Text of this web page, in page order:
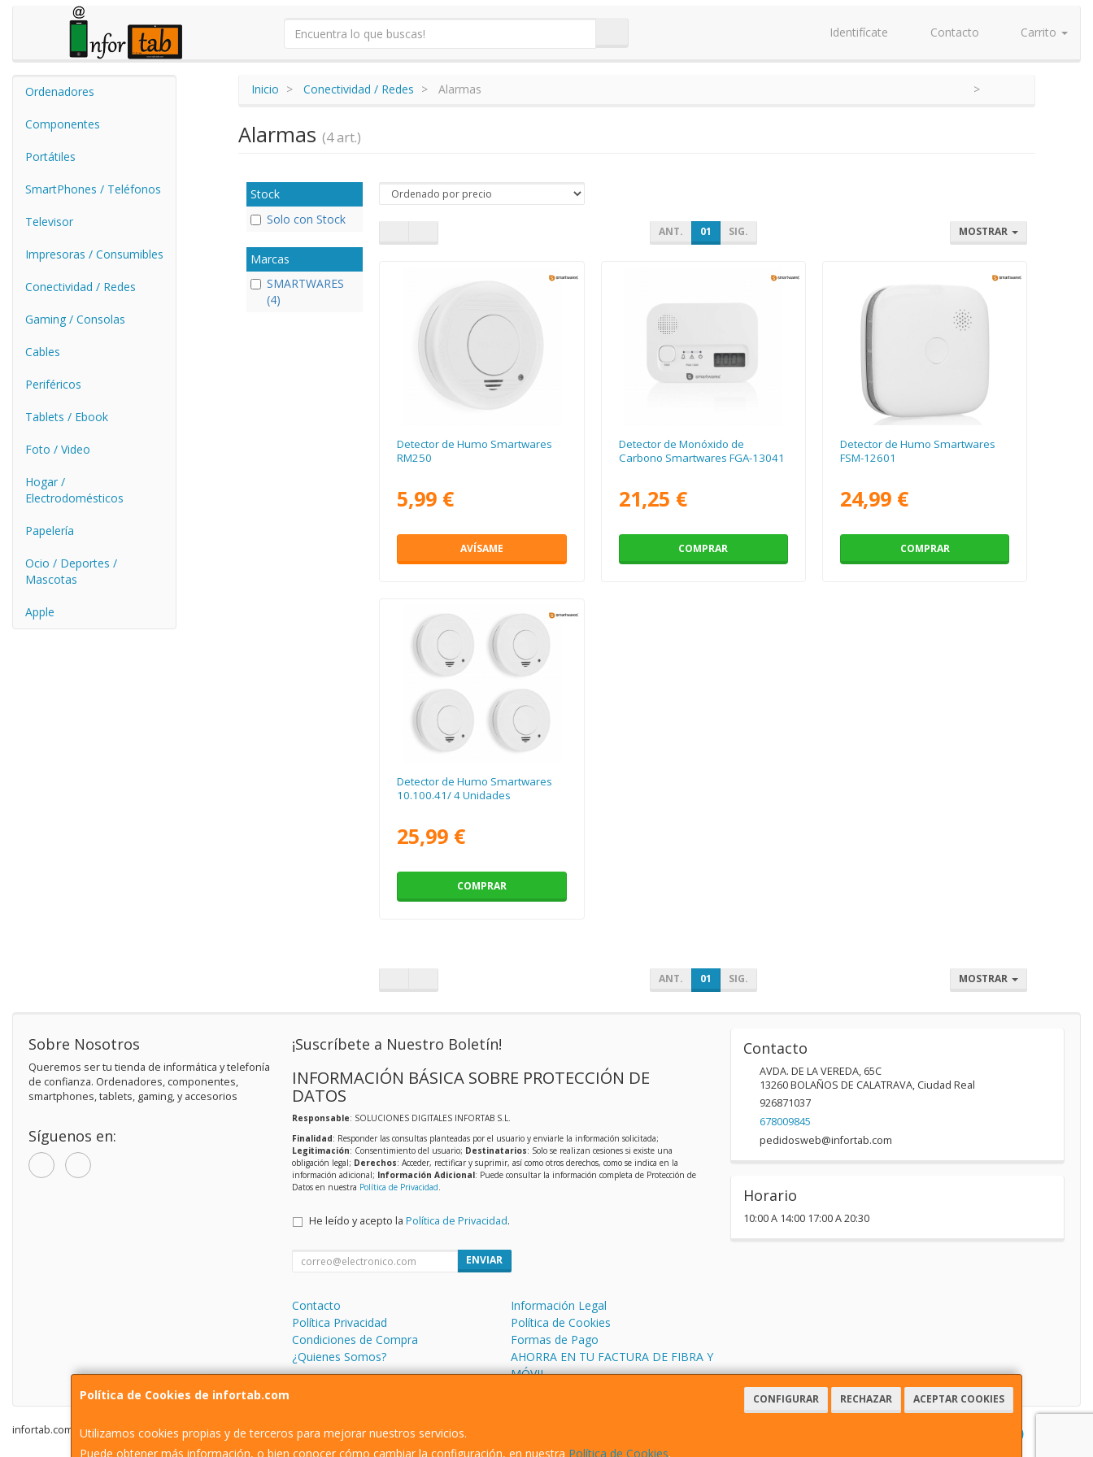
Identifícate Contacto Carrito
Ordenadores
Componentes
Portátiles
SmartPhones / Teléfonos
Televisor
Impresoras / Consumibles
Conectividad / Redes
Gaming / Consolas
Cables
Periféricos
Tablets / Ebook
Foto / Video
Hogar /
Electrodomésticos
Papelería
Ocio / Deportes /
Mascotas
Apple
Inicio Conectividad / Redes Alarmas
Alarmas (4 art.)
Stock
Solo con Stock
Marcas
SMARTWARES
(4)
ANT. 01 SIG. MOSTRAR
Detector de Humo Smartwares
RM250
5,99 €
AVÍSAME
Detector de Monóxido de
Carbono Smartwares FGA-13041
21,25 €
COMPRAR
Detector de Humo Smartwares
FSM-12601
24,99 €
COMPRAR
Detector de Humo Smartwares
10.100.41/ 4 Unidades
25,99 €
COMPRAR
ANT. 01 SIG. MOSTRAR
Política de Cookies de infortab.com CONFIGURAR RECHAZAR ACEPTAR COOKIES
Utilizamos cookies propias y de terceros para mejorar nuestros servicios.
Puede obtener más información, o bien conocer cómo cambiar la configuración, en nuestra Política de Cookies.
Sobre Nosotros
Queremos ser tu tienda de informática y telefonía
de confianza. Ordenadores, componentes,
smartphones, tablets, gaming, y accesorios
Síguenos en:
¡Suscríbete a Nuestro Boletín!
INFORMACIÓN BÁSICA SOBRE PROTECCIÓN DE
DATOS
Responsable: SOLUCIONES DIGITALES INFORTAB S.L.
Finalidad: Responder las consultas planteadas por el usuario y enviarle la información solicitada;
Legitimación: Consentimiento del usuario; Destinatarios: Solo se realizan cesiones si existe una
obligación legal; Derechos: Acceder, rectificar y suprimir, así como otros derechos, como se indica en la
información adicional; Información Adicional: Puede consultar la información completa de Protección de
Datos en nuestra Política de Privacidad.
He leído y acepto la Política de Privacidad.
ENVIAR
Contacto
Información Legal
Política Privacidad
Política de Cookies
Condiciones de Compra
Formas de Pago
¿Quienes Somos?
AHORRA EN TU FACTURA DE FIBRA Y
MÓVIL
Contacto
AVDA. DE LA VEREDA, 65C
13260BOLAÑOS DE CALATRAVA, Ciudad Real
926871037
678009845
pedidosweb@infortab.com
Horario
10:00 A 14:00 17:00 A 20:30
infortab.com © 2026
, , , , España. - C.I.F.: B13626510 - Tfno: